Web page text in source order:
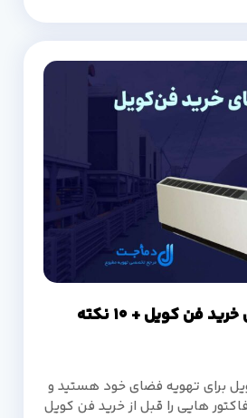
کامل ترین راهنمای خرید فن کویل + 10 نکته
برای تهویه فضای خود هستید و
هایی را قبل از خرید فن کویل